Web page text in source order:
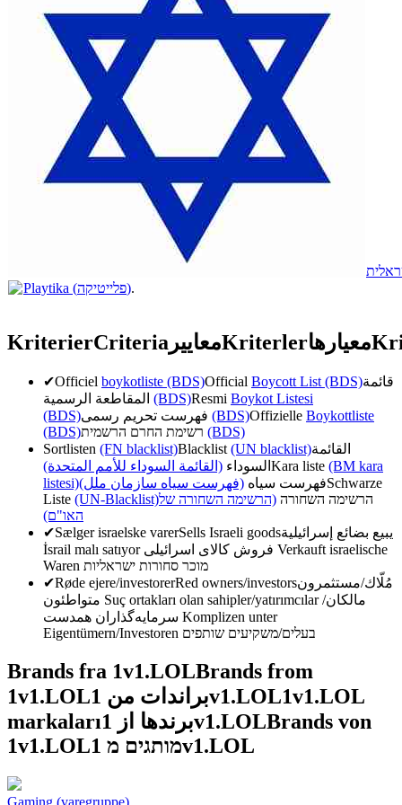
Playtika (פלייטיקה).
KriterierCriteria معاييرKriterlerمعیارها
✔Officiel boykotliste (BDS)Official Boycott List (BDS)قائمة
(BDS)Resmi Boykot Listesi
(BDS)
(BDS)Offizielle Boykottliste
(BDS)
(BDS)
Sortlisten (FN blacklist)Blacklist (UN blacklist)القائمة
السوداء (القائمة السوداء للأمم المتحدة) Kara liste (BM kara
listesi)
فهرست سیاه (فهرست سیاه سازمان ملل)
Schwarze
Liste (UN-Blacklist) הרשימה השחורה (הרשימה השחורה של
האו"ם)
✔Sælger israelske varerSells Israeli goodsيبيع بضائع إسرائيلية
İsrail malı satıyor
Verkauft israelische
Waren מוכר סחורות ישראליות
✔Røde ejere/investorerRed owners/investorsمُلّاك/مستثمرون
Suç ortakları olan sahipler/yatırımcılarمالکان/
Komplizen unter
Eigentümern/Investoren בעלים/משקיעים שותפים
Brands fra 1v1.LOLBrands from
1v1.LOL
براندات من 1v1.LOL1v1.LOL
markaları
برندها از 1v1.LOLBrands von
1v1.LOL
מותגים מ 1v1.LOL